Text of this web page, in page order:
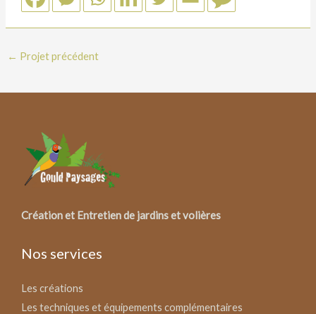
← Projet précédent
Création et Entretien de jardins et volières
Nos services
Les créations
Les techniques et équipements complémentaires